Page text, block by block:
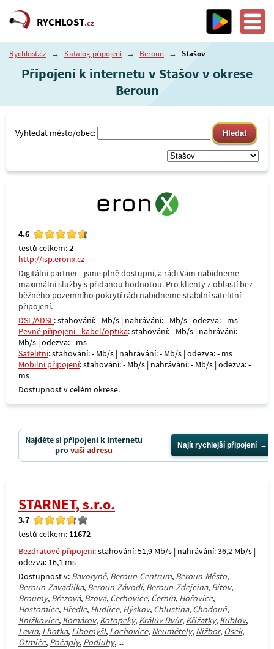
RYCHLOST.cz
Rychlost.cz → Katalog připojení → Beroun → Stašov
Připojení k internetu v Stašov v okrese
Beroun
Vyhledat město/obec:
4.6
testů celkem:2
http://isp.eronx.cz
Digitální partner - jsme plně dostupní, a rádi Vám nabídneme
maximální služby s přidanou hodnotou. Pro klienty z oblastí bez
běžného pozemního pokrytí rádi nabídneme stabilní satelitní
připojení.
DSL/ADSL: stahování: - Mb/s | nahrávání: - Mb/s | odezva: - ms
Pevné připojení - kabel/optika: stahování: - Mb/s | nahrávání: -
Mb/s | odezva: - ms
Satelitní: stahování: - Mb/s | nahrávání: - Mb/s | odezva: - ms
Mobilní připojení: stahování: - Mb/s | nahrávání: - Mb/s | odezva: -
ms
Dostupnost v celém okrese.
Najděte si připojení k internetu
provaši adresu Najít rychlejší připojení
STARNET, s.r.o.
3.7
testů celkem: 11672
Bezdrátové připojení: stahování: 51,9 Mb/s | nahrávání: 36,2 Mb/s |
odezva: 16,1 ms
Dostupnost v: Bavoryně, Beroun-Centrum, Beroun-Město,
Beroun-Zavadilka, Beroun-Závodí, Beroun-Zdejcina, Bítov,
Broumy, Březová, Bzová, Cerhovice, Černín, Hořovice,
Hostomice, Hředle, Hudlice, Hýskov, Chlustina, Chodouň,
Knížkovice, Komárov, Kotopeky, Králův Dvůr, Křižatky, Kublov,
Levín, Lhotka, Libomyšl, Lochovice, Neumětely, Nižbor, Osek,
Otmíče, Počaply, Podluhy, ...